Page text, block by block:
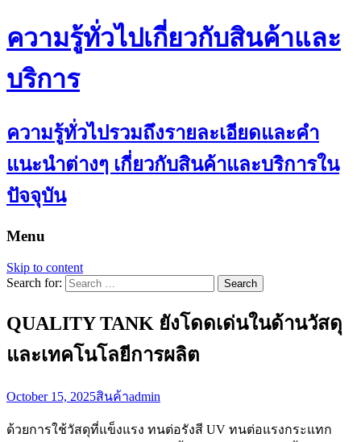
ความรู้ทั่วไปเกี่ยวกับสินค้าและ
บริการ
ความรู้ทั่วไปรวมถึงรายละเอียดและคำ
แนะนำต่างๆ เกี่ยวกับสินค้าและบริการใน
ปัจจุบัน
Menu
Skip to content
Search for:
QUALITY TANK ยังโดดเด่นในด้านวัสดุ
และเทคโนโลยีการผลิต
October 15, 2025สินค้าadmin
ด้วยการใช้วัสดุที่แข็งแรง ทนต่อรังสี UV ทนต่อแรงกระแทก